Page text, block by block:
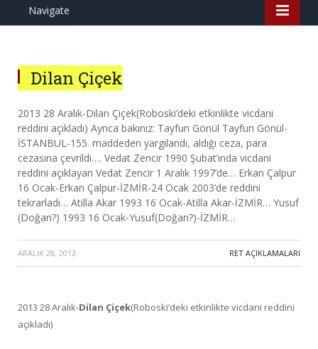
Navigate
Dilan Çiçek
2013 28 Aralık-Dilan Çiçek(Roboski’deki etkinlikte vicdani
reddini açıkladı) Ayrıca bakınız: Tayfun Gönül Tayfun Gönül-
İSTANBUL-155. maddeden yargılandı, aldığı ceza, para
cezasına çevrildi…. Vedat Zencir 1990 Şubat’ında vicdani
reddini açıklayan Vedat Zencir 1 Aralık 1997’de… Erkan Çalpur
16 Ocak-Erkan Çalpur-İZMİR-24 Ocak 2003’de reddini
tekrarladı… Atilla Akar 1993 16 Ocak-Atilla Akar-İZMİR… Yusuf
(Doğan?) 1993 16 Ocak-Yusuf(Doğan?)-İZMİR…
ARALIK 28, 2013 · RET AÇIKLAMALARI
2013 28 Aralık-Dilan Çiçek(Roboski’deki etkinlikte vicdani reddini
açıkladı)